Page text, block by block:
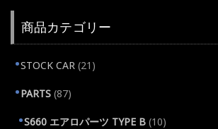
商品カテゴリー
STOCK CAR (21)
PARTS (87)
S660 エアロパーツ TYPE B (10)